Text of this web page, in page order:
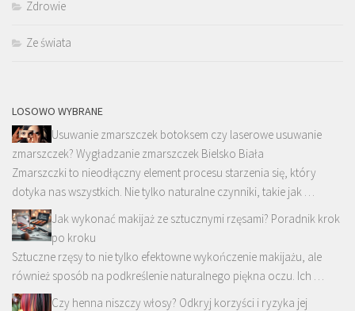
Zdrowie
Ze świata
LOSOWO WYBRANE
Usuwanie zmarszczek botoksem czy laserowe usuwanie
zmarszczek? Wygładzanie zmarszczek Bielsko Biała
Zmarszczki to nieodłączny element procesu starzenia się, który
dotyka nas wszystkich. Nie tylko naturalne czynniki, takie jak …
Jak wykonać makijaż ze sztucznymi rzęsami? Poradnik krok
po kroku
Sztuczne rzęsy to nie tylko efektowne wykończenie makijażu, ale
również sposób na podkreślenie naturalnego piękna oczu. Ich …
Czy henna niszczy włosy? Odkryj korzyści i ryzyka jej